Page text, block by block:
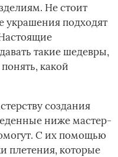
Не стоит
украшения подходят
такие шедевры,
какой
создания
ниже мастер-
С их помощью
плетения, которые